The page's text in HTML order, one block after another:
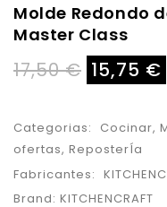
Molde Redondo
Master Class
17,50€ 15,75 €
Categorias: Cocinar,
ofertas, ReposterÍa
Fabricantes:
Brand: KITCHENCRAFT